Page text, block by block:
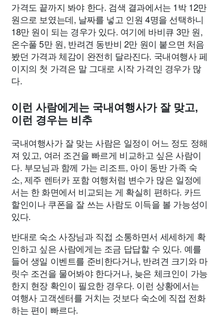
가격도 끝까지 봐야 한다. 검색 결과에서는 1박 12만
원으로 보였는데, 날짜를 넣고 인원 4명을 선택하니
18만 원이 되는 경우가 있다. 여기에 바비큐 3만 원,
온수풀 5만 원, 반려견 동반비 2만 원이 붙으면 처음
봤던 가격과 체감이 완전히 달라진다. 국내여행사 페
이지의 첫 가격은 말 그대로 시작 가격인 경우가 많
다.
이런 사람에게는 국내여행사가 잘 맞고,
이런 경우는 비추
국내여행사가 잘 맞는 사람은 일정이 어느 정도 정해
져 있고, 여러 조건을 빠르게 비교하고 싶은 사람이
다. 부모님과 함께 가는 리조트, 아이 동반 가족 숙
소, 제주 렌터카 포함 여행처럼 변수가 많은 일정에
서는 한 화면에서 비교되는 게 확실히 편하다. 카드
할인이나 쿠폰을 잘 쓰는 사람도 이득을 볼 가능성이
있다.
반대로 숙소 사장님과 직접 소통하면서 세세하게 확
인하고 싶은 사람에게는 조금 답답할 수 있다. 예를
들어 생일 이벤트를 준비한다거나, 반려견 크기와 마
릿수 조건을 물어봐야 한다거나, 늦은 체크인이 가능
한지 현장 확인이 필요한 경우다. 이런 상황에서는
여행사 고객센터를 거치는 것보다 숙소에 직접 전화
하는 편이 빠르다.